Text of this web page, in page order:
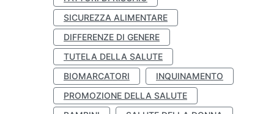
SICUREZZA ALIMENTARE
DIFFERENZE DI GENERE
TUTELA DELLA SALUTE
BIOMARCATORI
INQUINAMENTO
PROMOZIONE DELLA SALUTE